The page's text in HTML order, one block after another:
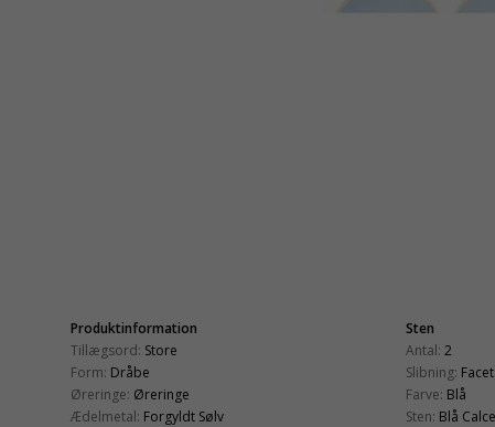
Produktinformation
Tillægsord: Store
Form: Dråbe
Øreringe: Øreringe
Ædelmetal: Forgyldt Sølv
Sten
Antal: 2
Slibning:
Farve: Blå
Sten: Blå